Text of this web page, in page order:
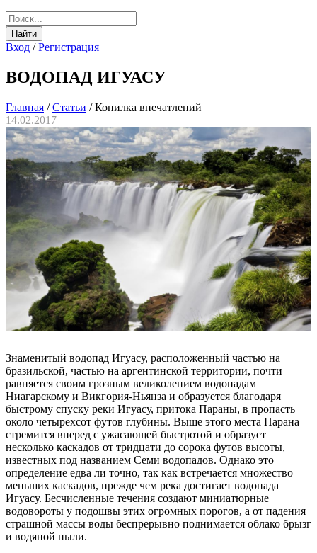
Вход /Регистрация
ВОДОПАД ИГУАСУ
Главная /Статьи /Копилка впечатлений
14.02.2017
Знаменитый водопад Игуасу, расположенный частью на
бразильской, частью на аргентинской территории, почти
равняется своим грозным великолепием водопадам
Ниагарскому и Викгория-Ньянза и образуется благодаря
быстрому спуску реки Игуасу, притока Параны, в пропасть
около четырехсот футов глубины. Выше этого места Парана
стремится вперед с ужасающей быстротой и образует
несколько каскадов от тридцати до сорока футов высоты,
известных под названием Семи водопадов. Однако это
определение едва ли точно, так как встречается множество
меньших каскадов, прежде чем река достигает водопада
Игуасу. Бесчисленные течения создают миниатюрные
водовороты у подошвы этих огромных порогов, а от падения
страшной массы воды беспрерывно поднимается облако брызг
и водяной пыли.